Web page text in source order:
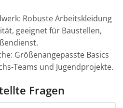
Robuste Arbeitskleidung
geeignet für Baustellen,
Größenangepasste Basics
Teams und Jugendprojekte.
Fragen